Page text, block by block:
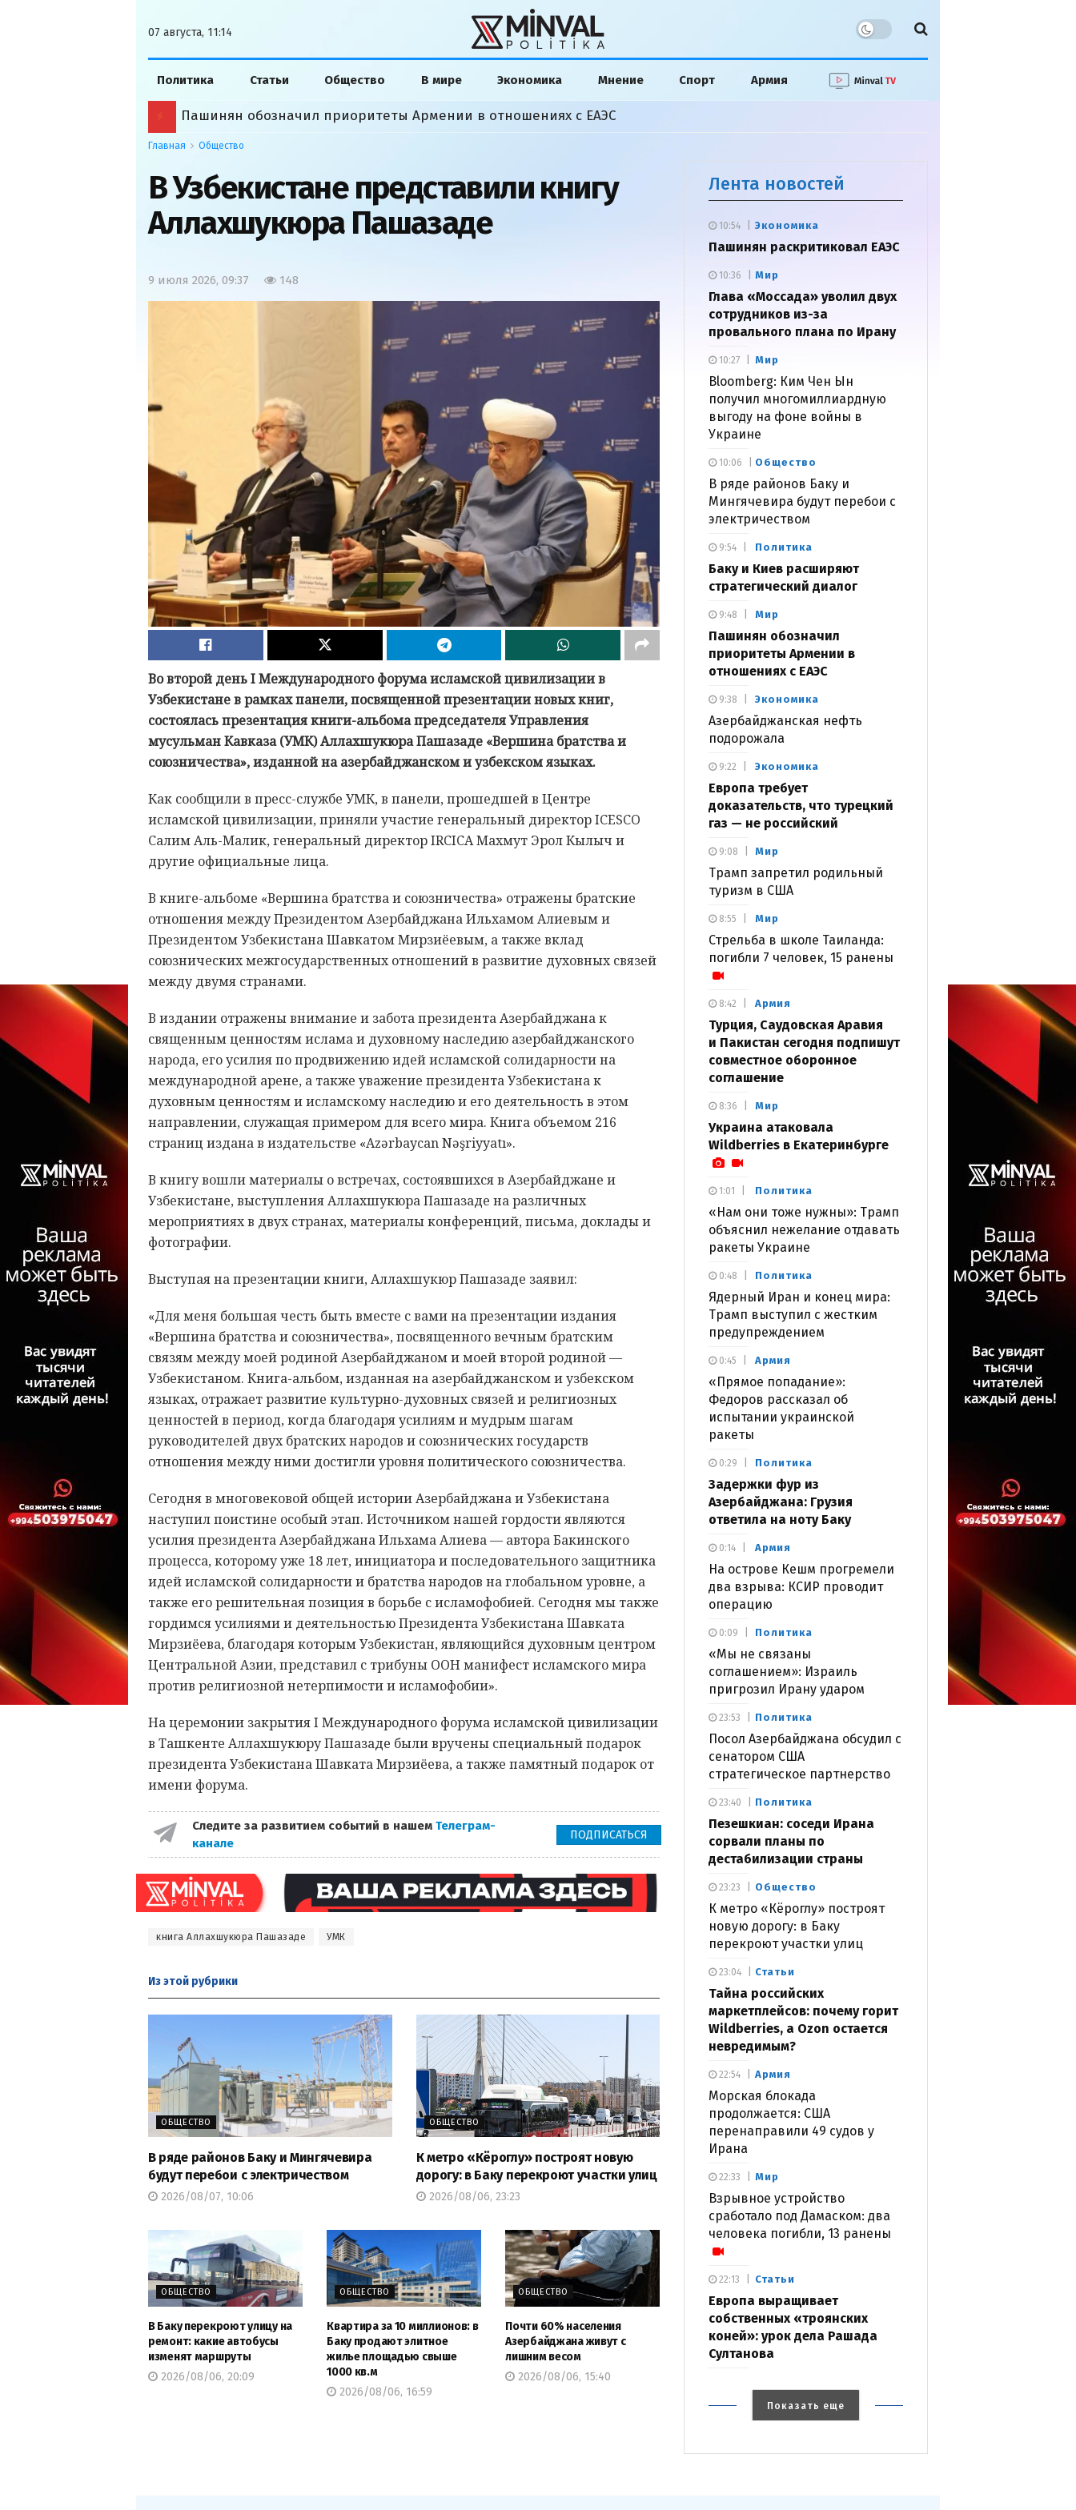
07 августа, 11:14
Политика Статьи Общество В мире Экономика Мнение Спорт Армия
Пашинян обозначил приоритеты Армении в отношениях с ЕАЭС
Главная Общество
В Узбекистане представили книгу
Аллахшукюра Пашазаде
9 июля 2026, 09:37 148
Во второй день I Международного форума исламской цивилизации в
Узбекистане в рамках панели, посвященной презентации новых книг,
состоялась презентация книги-альбома председателя Управления
мусульман Кавказа (УМК) Аллахшукюра Пашазаде «Вершина братства и
союзничества», изданной на азербайджанском и узбекском языках.
Как сообщили в пресс-службе УМК, в панели, прошедшей в Центре
исламской цивилизации, приняли участие генеральный директор ICESCO
Салим Аль-Малик, генеральный директор IRCICA Махмут Эрол Кылыч и
другие официальные лица.
В книге-альбоме «Вершина братства и союзничества» отражены братские
отношения между Президентом Азербайджана Ильхамом Алиевым и
Президентом Узбекистана Шавкатом Мирзиёевым, а также вклад
союзнических межгосударственных отношений в развитие духовных связей
между двумя странами.
В издании отражены внимание и забота президента Азербайджана к
священным ценностям ислама и духовному наследию азербайджанского
народа, его усилия по продвижению идей исламской солидарности на
международной арене, а также уважение президента Узбекистана к
духовным ценностям и исламскому наследию и его деятельность в этом
направлении, служащая примером для всего мира. Книга объемом 216
страниц издана в издательстве «Azərbaycan Nəşriyyatı».
В книгу вошли материалы о встречах, состоявшихся в Азербайджане и
Узбекистане, выступления Аллахшукюра Пашазаде на различных
мероприятиях в двух странах, материалы конференций, письма, доклады и
фотографии.
Выступая на презентации книги, Аллахшукюр Пашазаде заявил:
«Для меня большая честь быть вместе с вами на презентации издания
«Вершина братства и союзничества», посвященного вечным братским
связям между моей родиной Азербайджаном и моей второй родиной —
Узбекистаном. Книга-альбом, изданная на азербайджанском и узбекском
языках, отражает развитие культурно-духовных связей и религиозных
ценностей в период, когда благодаря усилиям и мудрым шагам
руководителей двух братских народов и союзнических государств
отношения между ними достигли уровня политического союзничества.
Сегодня в многовековой общей истории Азербайджана и Узбекистана
наступил поистине особый этап. Источником нашей гордости являются
усилия президента Азербайджана Ильхама Алиева — автора Бакинского
процесса, которому уже 18 лет, инициатора и последовательного защитника
идей исламской солидарности и братства народов на глобальном уровне, а
также его решительная позиция в борьбе с исламофобией. Сегодня мы также
гордимся усилиями и деятельностью Президента Узбекистана Шавката
Мирзиёева, благодаря которым Узбекистан, являющийся духовным центром
Центральной Азии, представил с трибуны ООН манифест исламского мира
против религиозной нетерпимости и исламофобии».
На церемонии закрытия I Международного форума исламской цивилизации
в Ташкенте Аллахшукюру Пашазаде были вручены специальный подарок
президента Узбекистана Шавката Мирзиёева, а также памятный подарок от
имени форума.
Следите за развитием событий в нашем Телеграм-
канале
ПОДПИСАТЬСЯ
книга Аллахшукюра Пашазаде УМК
Из этой рубрики
ОБЩЕСТВО
В ряде районов Баку и Мингячевира
будут перебои с электричеством
2026/08/07, 10:06
ОБЩЕСТВО
К метро «Кёроглу» построят новую
дорогу: в Баку перекроют участки улиц
2026/08/06, 23:23
ОБЩЕСТВО
В Баку перекроют улицу на
ремонт: какие автобусы
изменят маршруты
2026/08/06, 20:09
ОБЩЕСТВО
Квартира за 10 миллионов: в
Баку продают элитное
жилье площадью свыше
1000 кв.м
2026/08/06, 16:59
ОБЩЕСТВО
Почти 60% населения
Азербайджана живут с
лишним весом
2026/08/06, 15:40
Лента новостей
Экономика
Пашинян раскритиковал ЕАЭС
10:54
Мир
Глава «Моссада» уволил двух
сотрудников из-за
провального плана по Ирану
10:36
Мир
Bloomberg: Ким Чен Ын
получил многомиллиардную
выгоду на фоне войны в
Украине
10:27
Общество
В ряде районов Баку и
Мингячевира будут перебои с
электричеством
10:06
Политика
Баку и Киев расширяют
стратегический диалог
9:54
Мир
Пашинян обозначил
приоритеты Армении в
отношениях с ЕАЭС
9:48
Экономика
Азербайджанская нефть
подорожала
9:38
Экономика
Европа требует
доказательств, что турецкий
газ — не российский
9:22
Мир
Трамп запретил родильный
туризм в США
9:08
Мир
Стрельба в школе Таиланда:
погибли 7 человек, 15 ранены
8:55
Армия
Турция, Саудовская Аравия
и Пакистан сегодня подпишут
совместное оборонное
соглашение
8:42
Мир
Украина атаковала
Wildberries в Екатеринбурге
8:36
Политика
«Нам они тоже нужны»: Трамп
объяснил нежелание отдавать
ракеты Украине
1:01
Политика
Ядерный Иран и конец мира:
Трамп выступил с жестким
предупреждением
0:48
Армия
«Прямое попадание»:
Федоров рассказал об
испытании украинской
ракеты
0:45
Политика
Задержки фур из
Азербайджана: Грузия
ответила на ноту Баку
0:29
Армия
На острове Кешм прогремели
два взрыва: КСИР проводит
операцию
0:14
Политика
«Мы не связаны
соглашением»: Израиль
пригрозил Ирану ударом
0:09
Политика
Посол Азербайджана обсудил с
сенатором США
стратегическое партнерство
23:53
Политика
Пезешкиан: соседи Ирана
сорвали планы по
дестабилизации страны
23:40
Общество
К метро «Кёроглу» построят
новую дорогу: в Баку
перекроют участки улиц
23:23
Статьи
Тайна российских
маркетплейсов: почему горит
Wildberries, а Ozon остается
невредимым?
23:04
Армия
Морская блокада
продолжается: США
перенаправили 49 судов у
Ирана
22:54
Мир
Взрывное устройство
сработало под Дамаском: два
человека погибли, 13 ранены
22:33
Статьи
Европа выращивает
собственных «троянских
коней»: урок дела Рашада
Султанова
22:13
Показать еще